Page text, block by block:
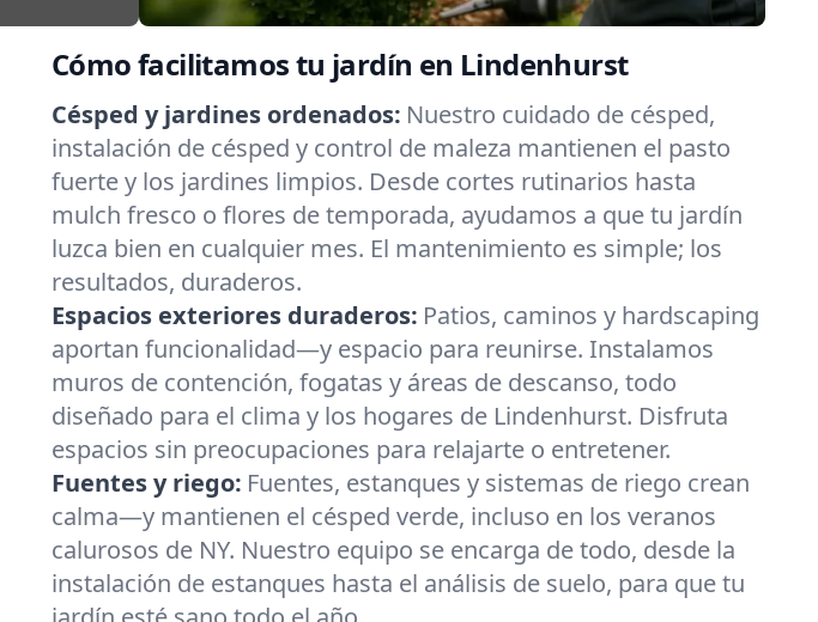
Cómo facilitamos tu jardín en Lindenhurst
Césped y jardines ordenados: Nuestro cuidado de césped,
instalación de césped y control de maleza mantienen el pasto
fuerte y los jardines limpios. Desde cortes rutinarios hasta
mulch fresco o flores de temporada, ayudamos a que tu jardín
luzca bien en cualquier mes. El mantenimiento es simple; los
resultados, duraderos.
Espacios exteriores duraderos: Patios, caminos y hardscaping
aportan funcionalidad—y espacio para reunirse. Instalamos
muros de contención, fogatas y áreas de descanso, todo
diseñado para el clima y los hogares de Lindenhurst. Disfruta
espacios sin preocupaciones para relajarte o entretener.
Fuentes y riego: Fuentes, estanques y sistemas de riego crean
calma—y mantienen el césped verde, incluso en los veranos
calurosos de NY. Nuestro equipo se encarga de todo, desde la
instalación de estanques hasta el análisis de suelo, para que tu